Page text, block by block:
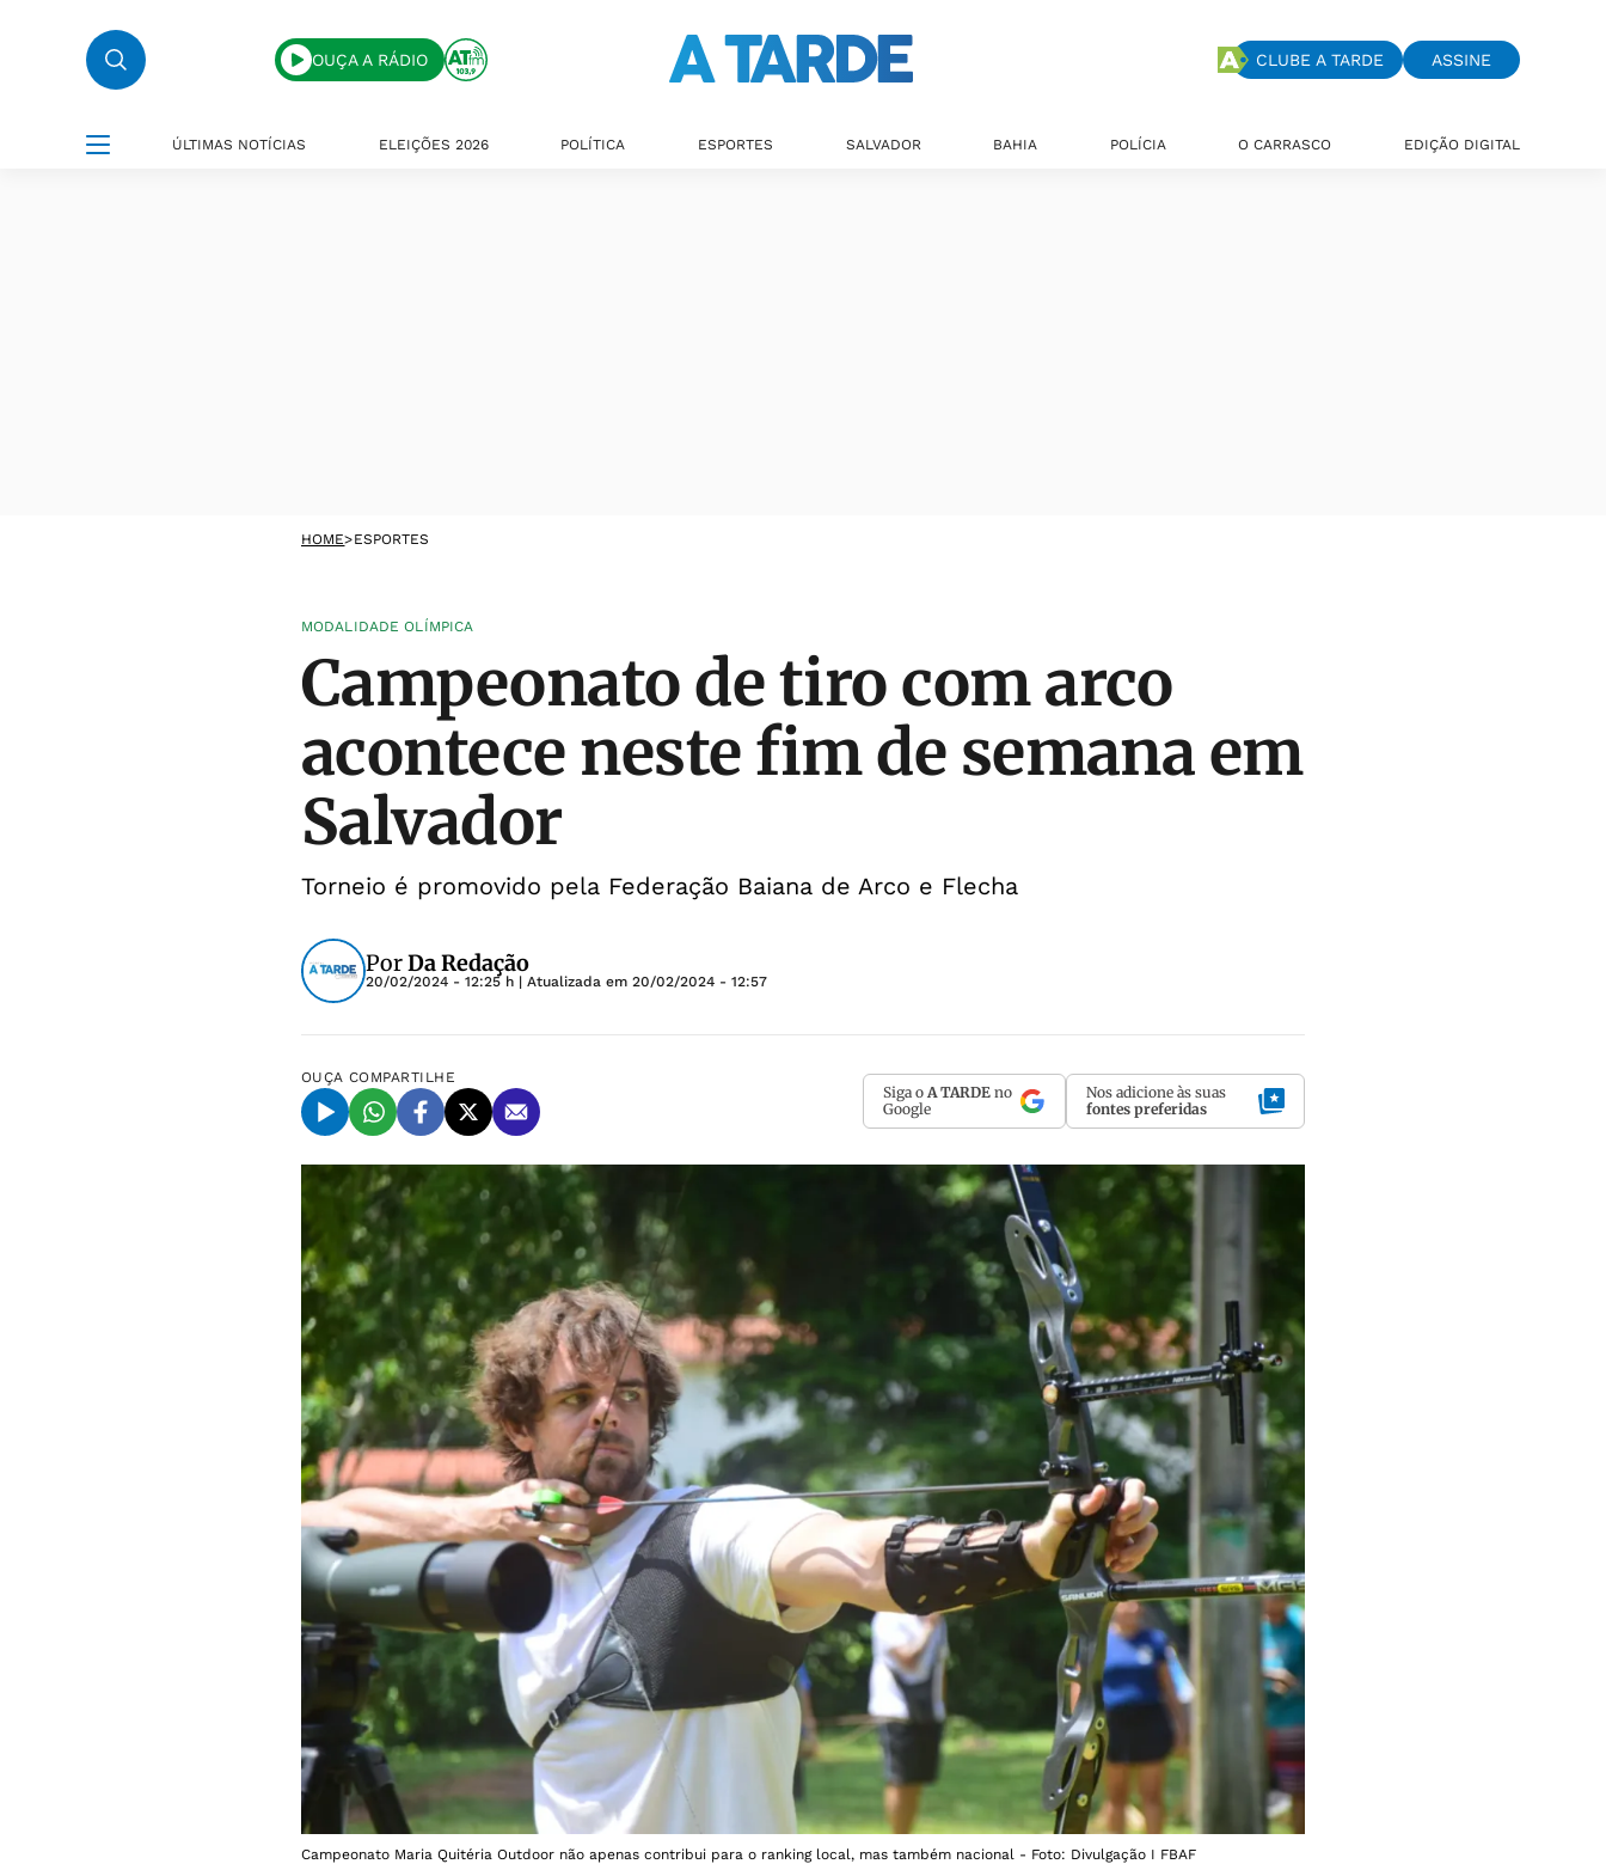
OUÇA A RÁDIO CLUBE A TARDE ASSINE
ÚLTIMAS NOTÍCIAS ELEIÇÕES 2026 POLÍTICA ESPORTES SALVADOR BAHIA POLÍCIA O CARRASCO EDIÇÃO DIGITAL
HOME>ESPORTES
MODALIDADE OLÍMPICA
Campeonato de tiro com arco
acontece neste fim de semana em
Salvador
Torneio é promovido pela Federação Baiana de Arco e Flecha
PorDa Redação
20/02/2024 - 12:25 h | Atualizada em 20/02/2024 - 12:57
OUÇA COMPARTILHE
Siga o A TARDE no
Google
Nos adicione às suas
fontes preferidas
Campeonato Maria Quitéria Outdoor não apenas contribui para o ranking local, mas também nacional - Foto: Divulgação I FBAF